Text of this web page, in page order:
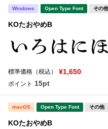
Windows Open Type Font その他
KOたおやめB
標準価格（税込） ¥1,650
ポイント 15pt
macOS Open Type Font その他
KOたおやめB